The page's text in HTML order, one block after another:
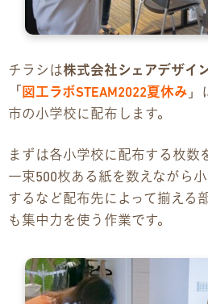
雇用をお考えの企業様へ
プライバシーポリシー
お問い合わせ
お問い合わせ
見学・体験のお申し込み
資料請求
チラシは株式会社シェアデザイ
「 図工ラボSTEAM2022夏休み 」
市の小学校に配布します。
まずは各小学校に配布する枚数
一束500枚ある紙を数えながら
するなど配布先によって揃える
も集中力を使う作業です。